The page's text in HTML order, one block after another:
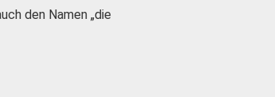
den Namen „die